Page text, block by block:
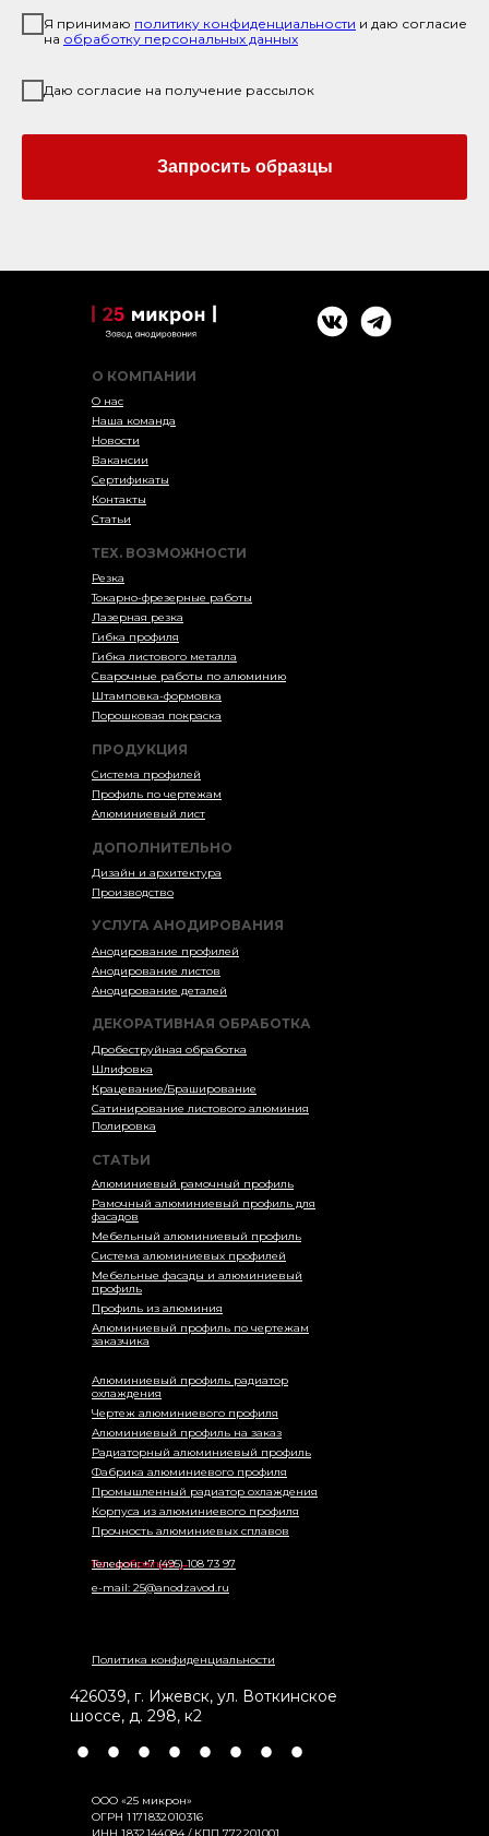
Я принимаю политику конфиденциальности и даю согласие
на обработку персональных данных
Даю согласие на получение рассылок
Запросить образцы
ПРОДУКЦИЯ
Система профилей
Профиль по чертежам
Алюминиевый лист
УСЛУГА АНОДИРОВАНИЯ
Анодирование профилей
Анодирование листов
Анодирование деталей
СТАТЬИ
Алюминиевый рамочный профиль
Система алюминиевых профилей
Профиль из алюминия
Алюминиевый профиль на заказ
Чертеж алюминиевого профиля
Корпуса из алюминиевого профиля
Промышленный радиатор охлаждения
Фабрика алюминиевого профиля
Прочность алюминиевых сплавов
Радиаторный алюминиевый профиль
Алюминиевый профиль радиатор
охлаждения
Алюминиевый профиль по чертежам
заказчика
Мебельные фасады и алюминиевый
профиль
Мебельный алюминиевый профиль
Рамочный алюминиевый профиль для
фасадов
ДОПОЛНИТЕЛЬНО
Дизайн и архитектура
Производство
ТЕХ. ВОЗМОЖНОСТИ
Резка
Токарно-фрезерные работы
Лазерная резка
Гибка профиля
Гибка листового металла
Сварочные работы по алюминию
Штамповка-формовка
Порошковая покраска
Как добраться →
Телефон: +7 (495) 108 73 97
Политика конфиденциальности
ООО «25 микрон»
ОГРН 1 171 832 010 316
ИНН 1 832 144 084 / КПП 772 201 001
e-mail: 25@anodzavod.ru
426039, г. Ижевск, ул. Воткинское
шоссе, д. 298, к2
• • • • • • • •
ДЕКОРАТИВНАЯ ОБРАБОТКА
Дробеструйная обработка
Шлифовка
Сатинирование листового алюминия
Крацевание/Браширование
Полировка
О КОМПАНИИ
О нас
Наша команда
Новости
Вакансии
Сертификаты
Контакты
Статьи